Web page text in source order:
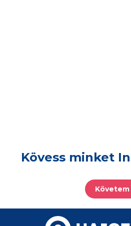
Kövess minket
Követem